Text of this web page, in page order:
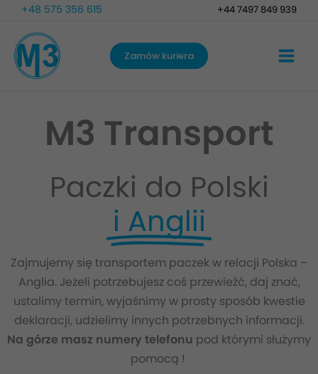
Przejdź
treści
+48 575 356 615 +44 7497 849 939
Zamów kuriera
M3 Transport
Paczki do Polski
i Anglii
Zajmujemy się transportem paczek w relacji Polska –
Anglia. Jeżeli potrzebujesz coś przewieźć, daj znać,
ustalimy termin, wyjaśnimy w prosty sposób kwestie
deklaracji, udzielimy innych potrzebnych informacji.
Na górze masz numery telefonu pod którymi służymy
pomocą !